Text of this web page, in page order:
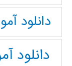
دانلود
دانلود